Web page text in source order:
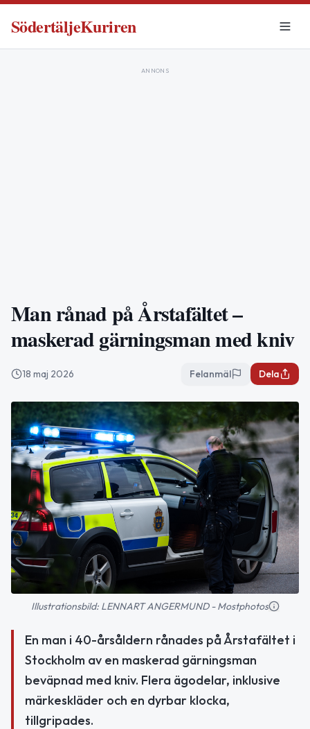
SödertäljeKuriren
ANNONS
Man rånad på Årstafältet –
maskerad gärningsman med kniv
18 maj 2026 Felanmäl Dela
Illustrationsbild: LENNART ANGERMUND - Mostphotos
En man i 40-årsåldern rånades på Årstafältet i
Stockholm av en maskerad gärningsman
beväpnad med kniv. Flera ägodelar, inklusive
märkeskläder och en dyrbar klocka,
tillgripades.